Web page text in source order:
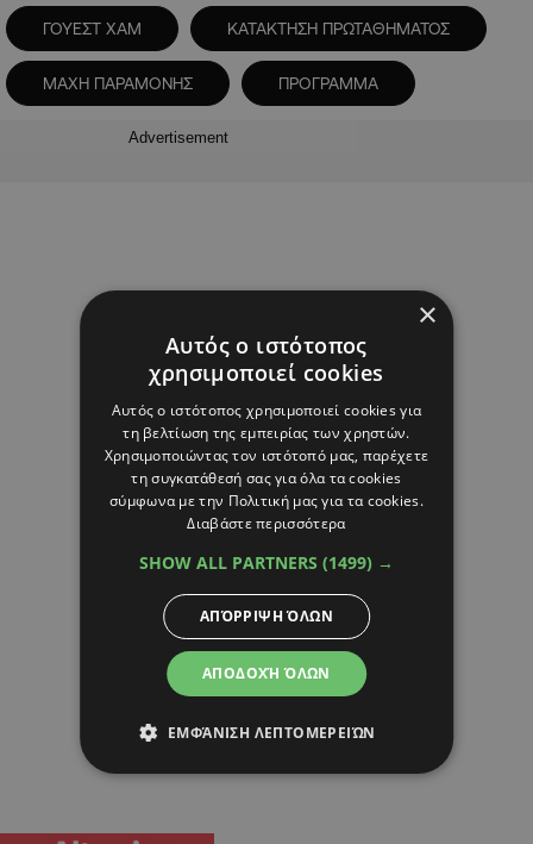
ΓΟΥΕΣΤ ΧΑΜ ΚΑΤΑΚΤΗΣΗ ΠΡΩΤΑΘΗΜΑΤΟΣ
ΜΑΧΗ ΠΑΡΑΜΟΝΗΣ ΠΡΟΓΡΑΜΜΑ
Advertisement
×
Αυτός ο ιστότοπος
χρησιμοποιεί cookies
Αυτός ο ιστότοπος χρησιμοποιεί cookies για
τη βελτίωση της εμπειρίας των χρηστών.
Χρησιμοποιώντας τον ιστότοπό μας, παρέχετε
τη συγκατάθεσή σας για όλα τα cookies
σύμφωνα με την Πολιτική μας για τα cookies.
Διαβάστε περισσότερα
SHOW ALL PARTNERS (1499) →
ΑΠΟΔΟΧΉ ΌΛΩΝ
ΑΠΌΡΡΙΨΗ ΌΛΩΝ
ΕΜΦΆΝΙΣΗ ΛΕΠΤΟΜΕΡΕΙΏΝ